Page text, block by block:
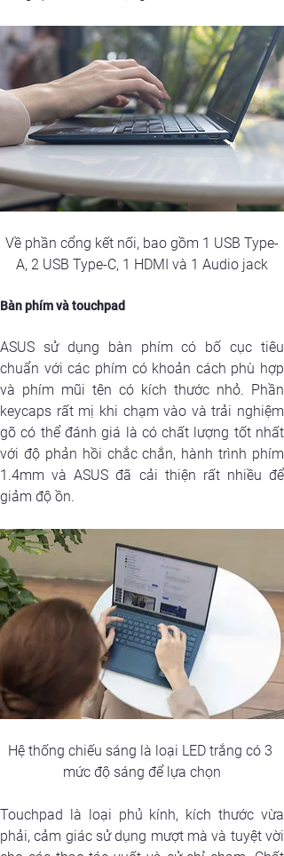
Về phần cổng kết nối, bao gồm 1 USB Type-
A, 2 USB Type-C, 1 HDMI và 1 Audio jack
Bàn phím và touchpad
ASUS sử dụng bàn phím có bố cục tiêu
chuẩn với các phím có khoản cách phù hợp
và phím mũi tên có kích thước nhỏ. Phần
keycaps rất mị khi chạm vào và trải nghiệm
gõ có thể đánh giá là có chất lượng tốt nhất
với độ phản hồi chắc chắn, hành trình phím
1.4mm và ASUS đã cải thiện rất nhiều để
giảm độ ồn.
Hệ thống chiếu sáng là loại LED trắng có 3
mức độ sáng để lựa chọn
Touchpad là loại phủ kính, kích thước vừa
phải, cảm giác sử dụng mượt mà và tuyệt vời